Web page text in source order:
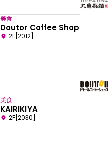
美食
Doutor Coffee Shop
2F[2012]
美食
KAIRIKIYA
2F[2030]